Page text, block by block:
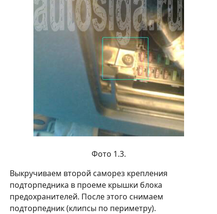
Фото 1.3.
Выкручиваем второй саморез крепления
подторпедника в проеме крышки блока
предохранителей. После этого снимаем
подторпедник (клипсы по периметру).